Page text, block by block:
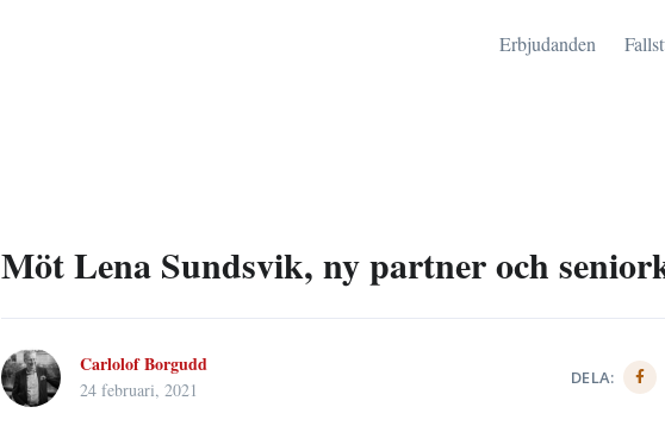
Erbjudanden
Möt Lena Sundsvik, ny partner och
Carlolof Borgudd
24 februari, 2021
DELA: